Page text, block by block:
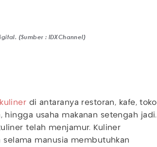
(Sumber : IDXChannel)
di antaranya restoran, kafe, toko
hingga usaha makanan setengah jadi.
telah menjamur. Kuliner
manusia membutuhkan